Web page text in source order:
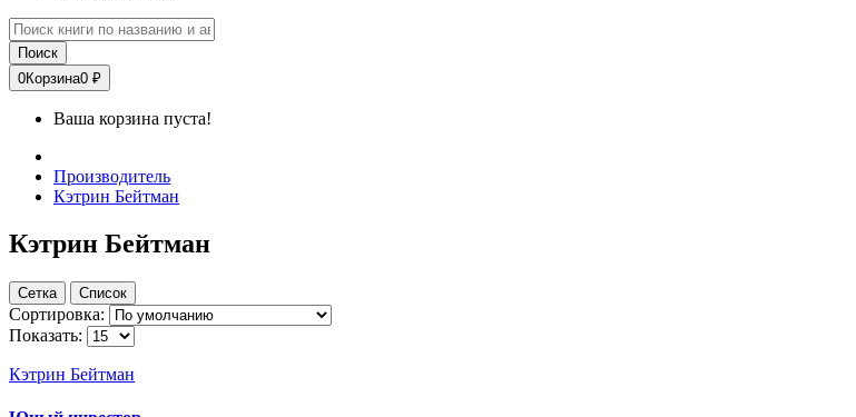
Поиск
0Корзина0 ₽
Ваша корзина пуста!
Производитель
Кэтрин Бейтман
Кэтрин Бейтман
Сетка Список
Сортировка:
Показать:
Кэтрин Бейтман